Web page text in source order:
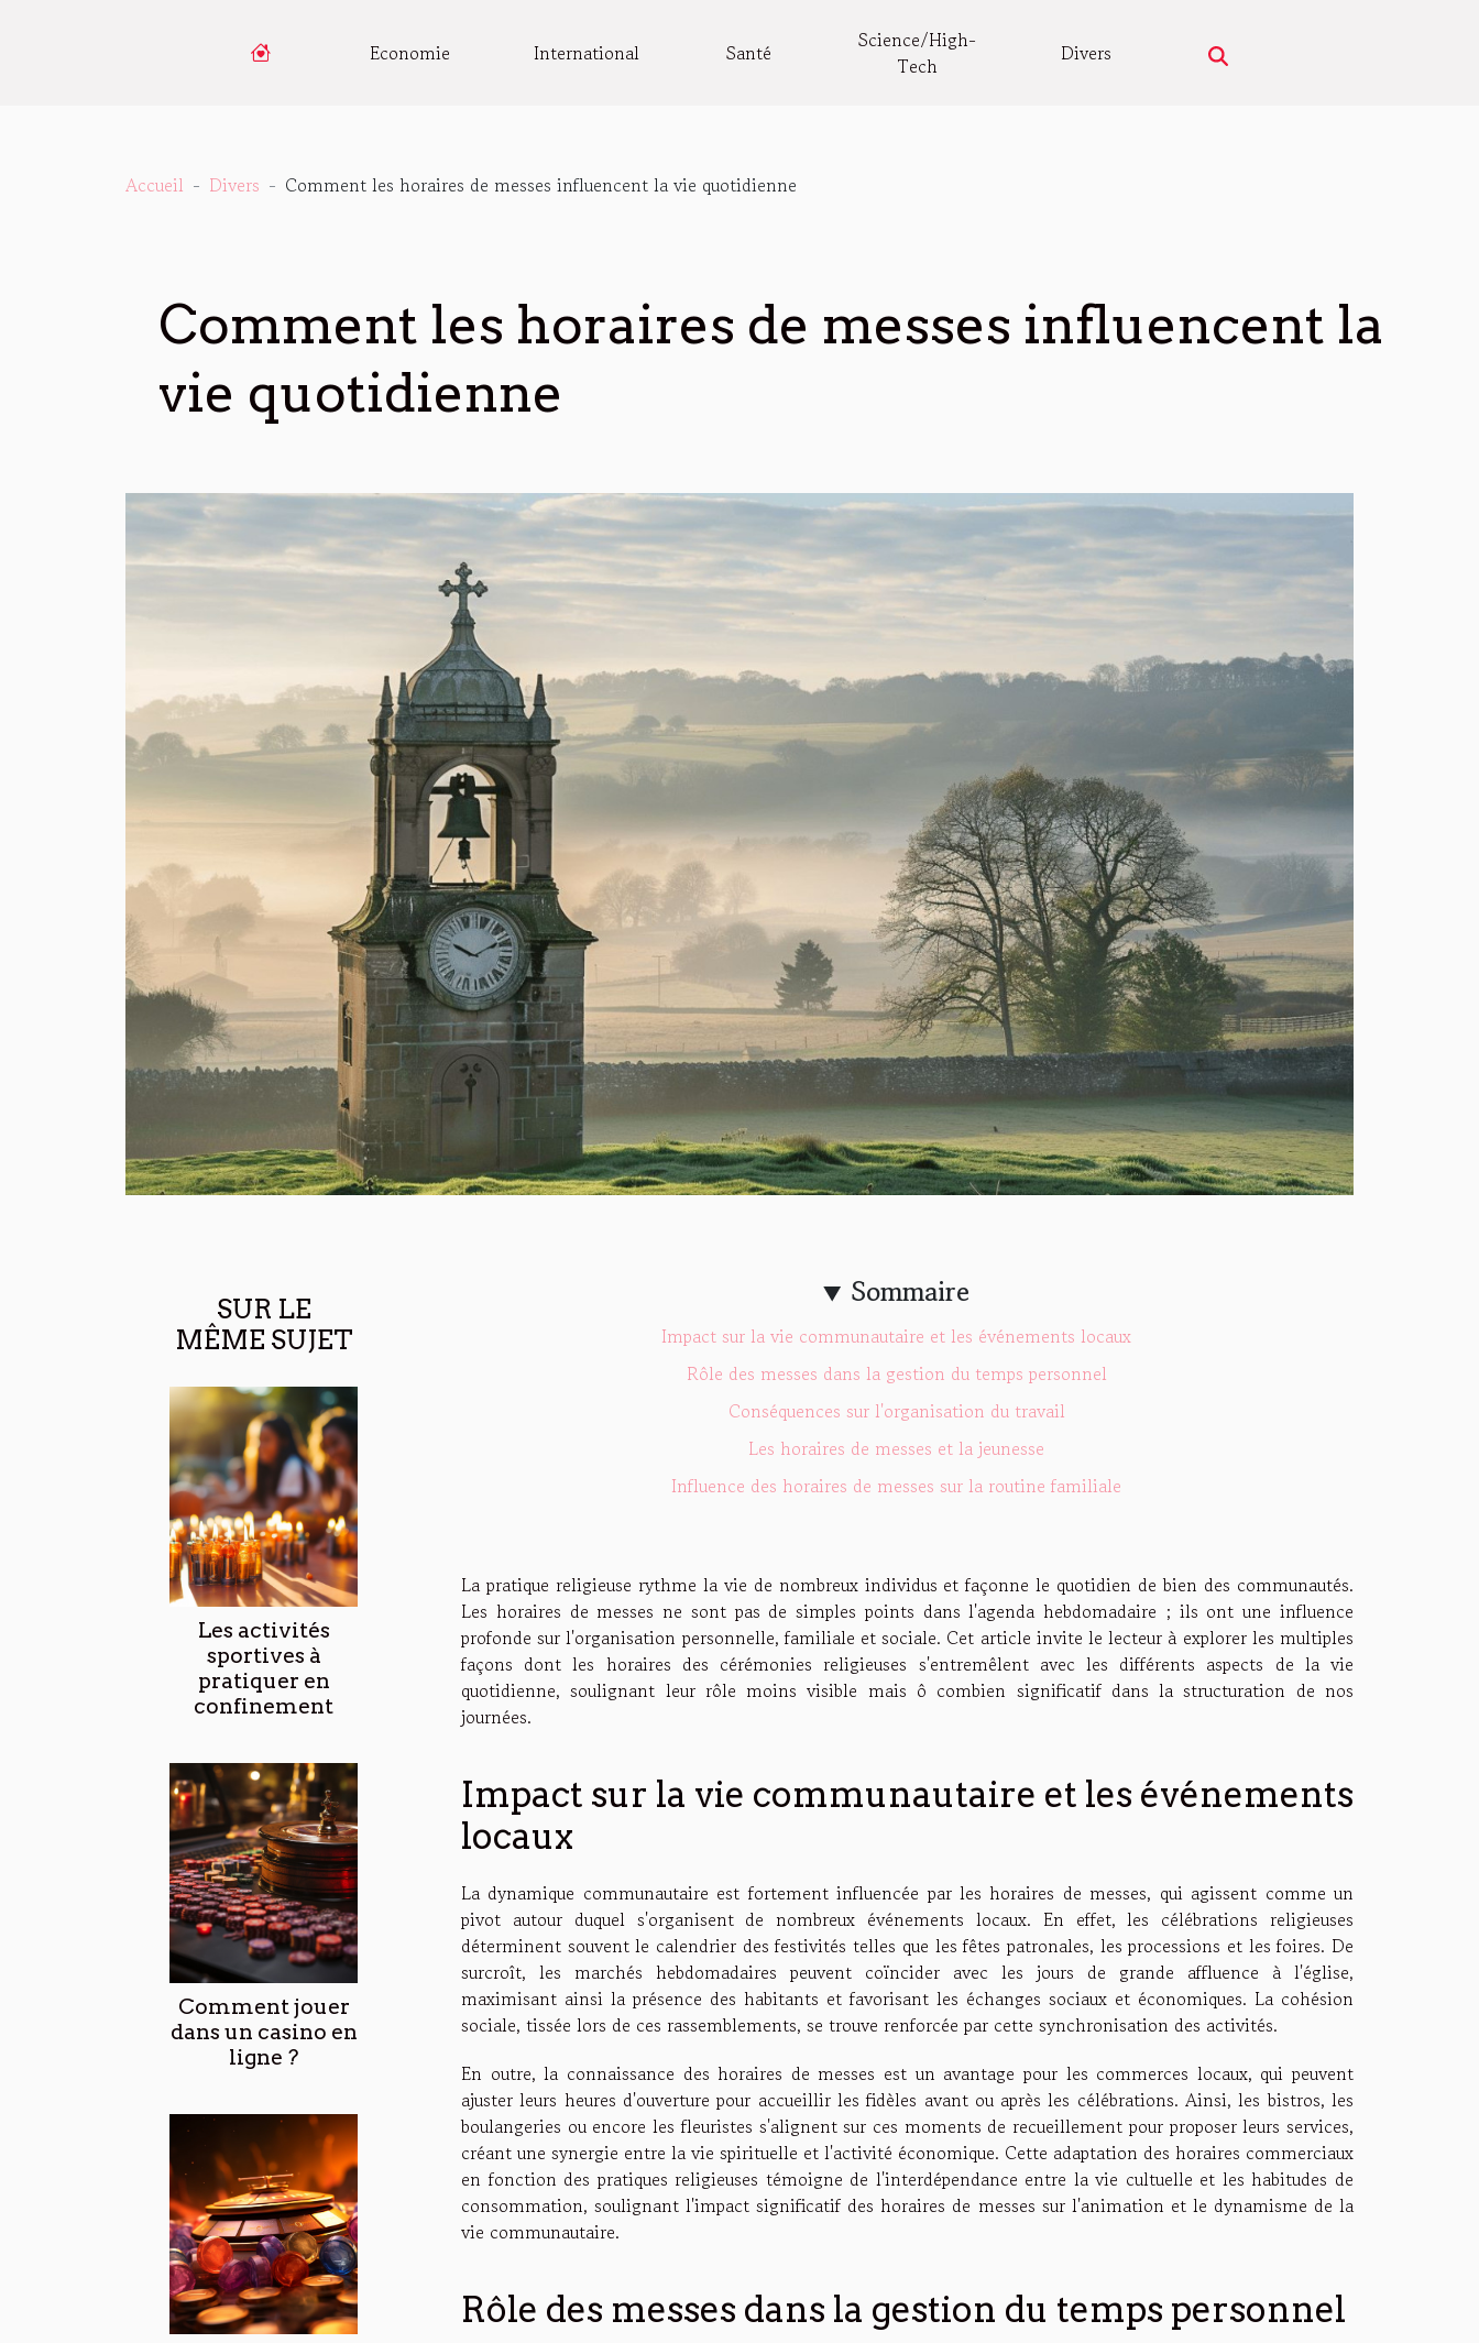
Economie International Santé
Science/High-
Tech
Divers
Accueil Divers Comment les horaires de messes influencent la vie quotidienne
Comment les horaires de messes influencent la
vie quotidienne
SUR LE
MÊME SUJET
Les activités
sportives à
pratiquer en
confinement
Comment jouer
dans un casino en
ligne ?
Sommaire
Impact sur la vie communautaire et les événements locaux
Rôle des messes dans la gestion du temps personnel
Conséquences sur l'organisation du travail
Les horaires de messes et la jeunesse
Influence des horaires de messes sur la routine familiale
La pratique religieuse rythme la vie de nombreux individus et façonne le quotidien de bien des communautés.
Les horaires de messes ne sont pas de simples points dans l'agenda hebdomadaire ; ils ont une influence
profonde sur l'organisation personnelle, familiale et sociale. Cet article invite le lecteur à explorer les multiples
façons dont les horaires des cérémonies religieuses s'entremêlent avec les différents aspects de la vie
quotidienne, soulignant leur rôle moins visible mais ô combien significatif dans la structuration de nos
journées.
Impact sur la vie communautaire et les événements
locaux
La dynamique communautaire est fortement influencée par les horaires de messes, qui agissent comme un
pivot autour duquel s'organisent de nombreux événements locaux. En effet, les célébrations religieuses
déterminent souvent le calendrier des festivités telles que les fêtes patronales, les processions et les foires. De
surcroît, les marchés hebdomadaires peuvent coïncider avec les jours de grande affluence à l'église,
maximisant ainsi la présence des habitants et favorisant les échanges sociaux et économiques. La cohésion
sociale, tissée lors de ces rassemblements, se trouve renforcée par cette synchronisation des activités.
En outre, la connaissance des horaires de messes est un avantage pour les commerces locaux, qui peuvent
ajuster leurs heures d'ouverture pour accueillir les fidèles avant ou après les célébrations. Ainsi, les bistros, les
boulangeries ou encore les fleuristes s'alignent sur ces moments de recueillement pour proposer leurs services,
créant une synergie entre la vie spirituelle et l'activité économique. Cette adaptation des horaires commerciaux
en fonction des pratiques religieuses témoigne de l'interdépendance entre la vie cultuelle et les habitudes de
consommation, soulignant l'impact significatif des horaires de messes sur l'animation et le dynamisme de la
vie communautaire.
Rôle des messes dans la gestion du temps personnel